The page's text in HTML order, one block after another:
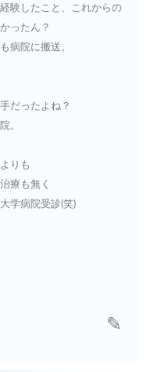
験したこと、これからの
ったん？
病院に搬送。
だったよね？
。
りも
療も無く
学病院受診(笑)